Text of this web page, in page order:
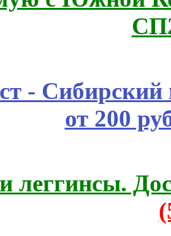
- Сибирский
от 200
леггинсы.